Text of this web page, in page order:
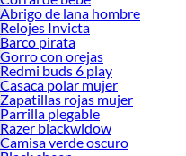
Abrigo de lana hombre
Relojes Invicta
Barco pirata
Gorro con orejas
Redmi buds 6 play
Casaca polar mujer
Zapatillas rojas mujer
Parrilla plegable
Razer blackwidow
Camisa verde oscuro